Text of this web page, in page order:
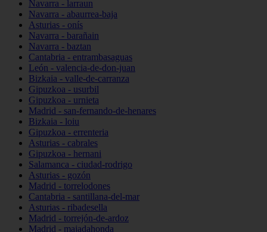
Navarra - larraun
Navarra - abaurrea-baja
Asturias - onís
Navarra - barañain
Navarra - baztan
Cantabria - entrambasaguas
León - valencia-de-don-juan
Bizkaia - valle-de-carranza
Gipuzkoa - usurbil
Gipuzkoa - urnieta
Madrid - san-fernando-de-henares
Bizkaia - loiu
Gipuzkoa - errenteria
Asturias - cabrales
Gipuzkoa - hernani
Salamanca - ciudad-rodrigo
Asturias - gozón
Madrid - torrelodones
Cantabria - santillana-del-mar
Asturias - ribadesella
Madrid - torrejón-de-ardoz
Madrid - majadahonda